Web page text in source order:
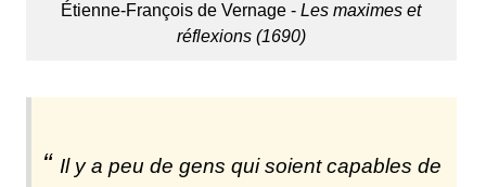
Étienne-François de Vernage -Les maximes et
réflexions (1690)
Il y a peu de gens qui soient capables de